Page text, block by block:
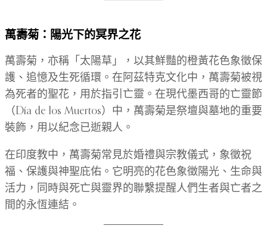
萬壽菊：陽光下的冥界之花
萬壽菊，亦稱「太陽草」，以其鮮豔的橙黃花色象徵保
護、追憶及生死循環。在阿茲特克文化中，萬壽菊被視
為死者的聖花，用於指引亡靈。在現代墨西哥的亡靈節
（Día de los Muertos）中，萬壽菊是祭壇與墓地的重要
裝飾，用以紀念已逝親人。
在印度教中，萬壽菊常見於婚禮與宗教儀式，象徵祝
福、保護與神聖庇佑。它明亮的花色象徵陽光、生命與
活力，同時與死亡與靈界的聯繫提醒人們生者與亡者之
間的永恆連結。